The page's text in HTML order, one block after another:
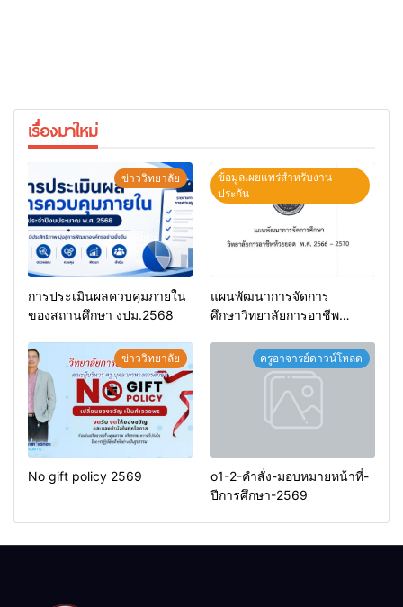
เรื่องมาใหม่
ข่าววิทยาลัย
การประเมินผลควบคุมภายใน
ของสถานศึกษา งปม.2568
ข้อมูลเผยแพร่สำหรับงาน
ประกัน
แผนพัฒนาการจัดการ
ศึกษาวิทยาลัยการอาชีพ
ข่าววิทยาลัย
No gift policy 2569
ครูอาจารย์ดาวน์โหลด
o1-2-คำสั่ง-มอบหมายหน้าที่-
ปีการศึกษา-2569